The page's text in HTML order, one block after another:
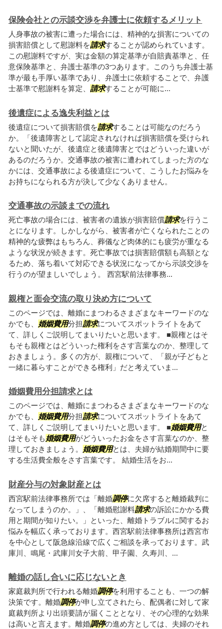
保険会社との示談交渉を弁護士に依頼するメリット
人身事故の被害に遭った場合には、精神的な損害についての
損害賠償として慰謝料を請求することが認められています。
この慰謝料ですが、実は金額の算定基準が自賠責基準と、任
意保険基準と、弁護士基準の3つあります。このうち弁護士基
準が最も手厚い基準であり、弁護士に依頼することで、弁護
士基準で慰謝料を算定、 請求することが可能に...
後遺症による逸失利益とは
後遺症について損害賠償を請求することは可能なのだろう
か。「後遺障害として認定されなければ損害賠償を受けられ
ないと聞いたが、後遺症と後遺障害とではどういった違いが
あるのだろうか。交通事故の被害に遭われてしまった方のな
かには、交通事故による後遺症について、こうしたお悩みを
お持ちになられる方が決して少なくありません。
交通事故の示談までの流れ
死亡事故の場合には、被害者の遺族が損害賠償請求を行うこ
とになります。しかしながら、被害者が亡くなられたことの
精神的な疲弊はもちろん、葬儀など肉体的にも疲労が重なる
ような状況が続きます。死亡事故では損害賠償額も高額とな
るため、落ち着いて対応できる状況になってから示談交渉を
行うのが望ましいでしょう。 西宮駅前法律事務...
親権と面会交流の取り決め方について
このページでは、離婚にまつわるさまざまなキーワードのな
かでも、 婚姻費用分担請求についてスポットライトをあて
て、詳しくご説明してまいりたいと思います。 ■親権とはそ
もそも親権とはどういった権利をさす言葉なのか、整理して
おきましょう。多くの方が、親権について、「親が子どもと
一緒に暮らすことができる権利」だと考えていま...
婚姻費用分担請求とは
このページでは、離婚にまつわるさまざまなキーワードのな
かでも、 婚姻費用分担請求についてスポットライトをあて
て、詳しくご説明してまいりたいと思います。 ■婚姻費用と
はそもそも婚姻費用がどういったお金をさす言葉なのか、整
理しておきましょう。 婚姻費用とは、夫婦が結婚期間中に要
する生活費全般をさす言葉です。 結婚生活をお...
財産分与の対象財産とは
西宮駅前法律事務所では「離婚調停に欠席すると離婚裁判に
なってしまうのか。」、「離婚慰謝料請求の訴訟にかかる費
用と期間が知りたい。」といった、離婚トラブルに関するお
悩みを幅広く承っております。西宮駅前法律事務所は西宮市
を中心として阪急線沿線で広くご相談を承っております。武
庫川、鳴尾・武庫川女子大前、甲子園、久寿川、...
離婚の話し合いに応じないとき
家庭裁判所で行われる離婚調停を利用することも、一つの解
決策です。離婚調停が申し立てされたら、配偶者に対して家
庭裁判所より出頭要請が届くこととなり、その心理的な効果
は高いと言えます。離婚調停の進め方としては、夫婦のそれ